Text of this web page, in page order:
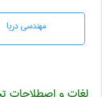
مهندسی دریا